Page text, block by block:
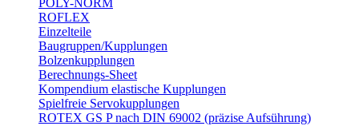
POLY-NORM
ROFLEX
Einzelteile
Baugruppen/Kupplungen
Bolzenkupplungen
Berechnungs-Sheet
Kompendium elastische Kupplungen
Spielfreie Servokupplungen
ROTEX GS P nach DIN 69002 (präzise Aufsührung)